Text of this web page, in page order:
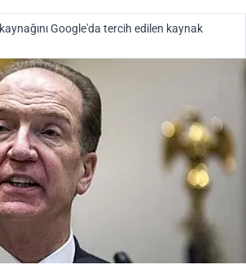
kaynağını Google'da tercih edilen kaynak